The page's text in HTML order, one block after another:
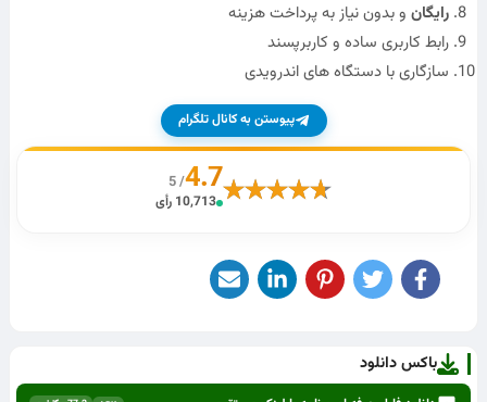
رایگان و بدون نیاز به پرداخت هزینه
رابط کاربری ساده و کاربرپسند
سازگاری با دستگاه های اندرویدی
پیوستن به کانال تلگرام
4.7
/ 5
10,713 رأی
باکس دانلود